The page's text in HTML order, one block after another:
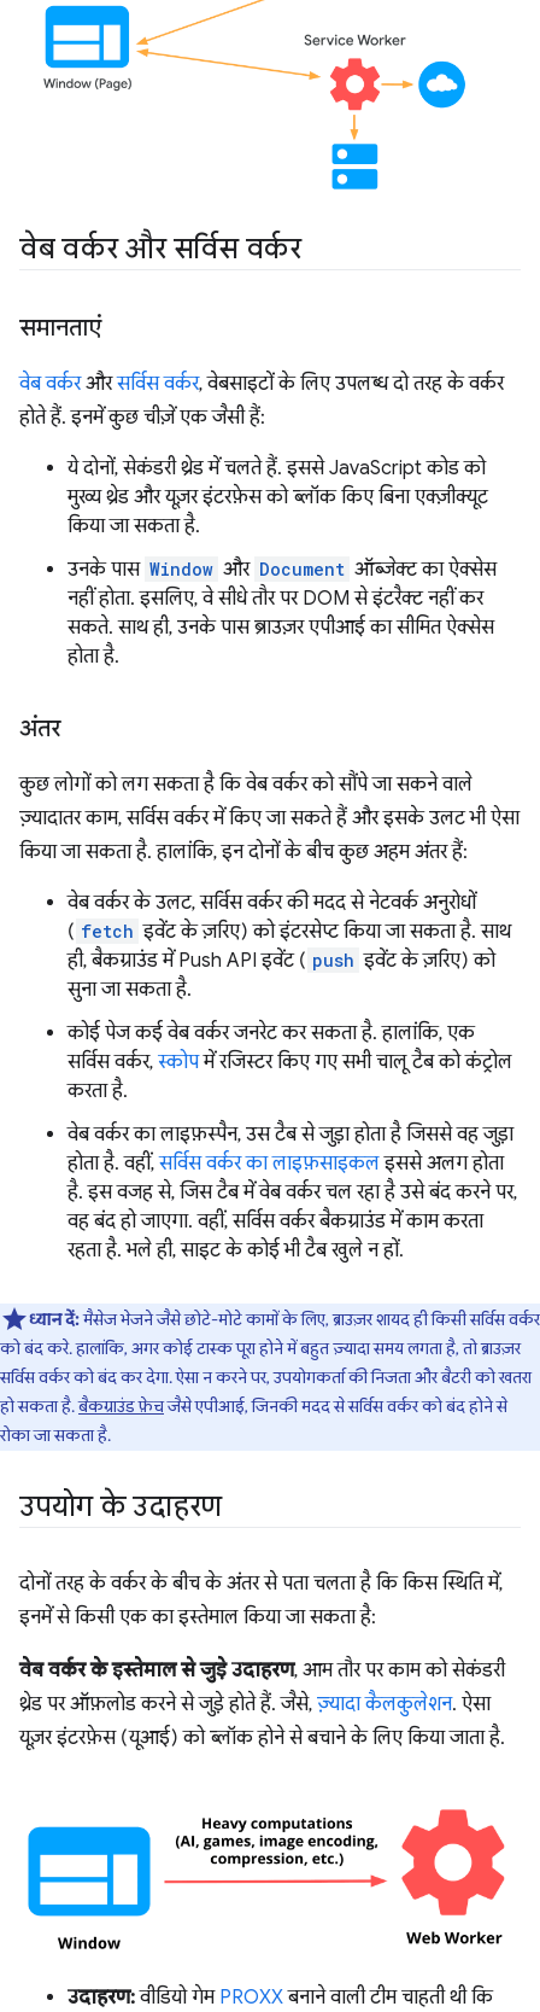
वेब वर्कर और सर्विस वर्कर
समानताएं
वेब वर्करऔरसर्विस वर्कर, वेबसाइटों के लिए उपलब्ध दो तरह के वर्कर
होते हैं. इनमें कुछ चीज़ें एक जैसी हैं:
ये दोनों, सेकंडरी थ्रेड में चलते हैं. इससे JavaScript कोड को
मुख्य थ्रेड और यूज़र इंटरफ़ेस को ब्लॉक किए बिना एक्ज़ीक्यूट
किया जा सकता है.
उनके पास Window और Document ऑब्जेक्ट का ऐक्सेस
नहीं होता. इसलिए, वे सीधे तौर पर DOM से इंटरैक्ट नहीं कर
सकते. साथ ही, उनके पास ब्राउज़र एपीआई का सीमित ऐक्सेस
होता है.
अंतर
कुछ लोगों को लग सकता है कि वेब वर्कर को सौंपे जा सकने वाले
ज़्यादातर काम, सर्विस वर्कर में किए जा सकते हैं और इसके उलट भी ऐसा
किया जा सकता है. हालांकि, इन दोनों के बीच कुछ अहम अंतर हैं:
वेब वर्कर के उलट, सर्विस वर्कर की मदद से नेटवर्क अनुरोधों
( fetch इवेंट के ज़रिए) को इंटरसेप्ट किया जा सकता है. साथ
ही, बैकग्राउंड में Push API इवेंट ( push इवेंट के ज़रिए) को
सुना जा सकता है.
कोई पेज कई वेब वर्कर जनरेट कर सकता है. हालांकि, एक
सर्विस वर्कर, स्कोपमें रजिस्टर किए गए सभी चालू टैब को कंट्रोल
करता है.
वेब वर्कर का लाइफ़स्पैन, उस टैब से जुड़ा होता है जिससे वह जुड़ा
होता है. वहीं,सर्विस वर्कर का लाइफ़साइकलइससे अलग होता
है. इस वजह से, जिस टैब में वेब वर्कर चल रहा है उसे बंद करने पर,
वह बंद हो जाएगा. वहीं, सर्विस वर्कर बैकग्राउंड में काम करता
रहता है. भले ही, साइट के कोई भी टैब खुले न हों.
ध्यान दें:मैसेज भेजने जैसे छोटे-मोटे कामों के लिए, ब्राउज़र शायद ही किसी सर्विस वर्कर
को बंद करे. हालांकि, अगर कोई टास्क पूरा होने में बहुत ज़्यादा समय लगता है, तो ब्राउज़र
सर्विस वर्कर को बंद कर देगा. ऐसा न करने पर, उपयोगकर्ता की निजता और बैटरी को खतरा
हो सकता है.बैकग्राउंड फ़ेचजैसे एपीआई, जिनकी मदद से सर्विस वर्कर को बंद होने से
रोका जा सकता है.
उपयोग के उदाहरण
दोनों तरह के वर्कर के बीच के अंतर से पता चलता है कि किस स्थिति में,
इनमें से किसी एक का इस्तेमाल किया जा सकता है:
वेब वर्कर के इस्तेमाल से जुड़े उदाहरण, आम तौर पर काम को सेकंडरी
थ्रेड पर ऑफ़लोड करने से जुड़े होते हैं. जैसे, ज़्यादा कैलकुलेशन. ऐसा
यूज़र इंटरफ़ेस (यूआई) को ब्लॉक होने से बचाने के लिए किया जाता है.
उदाहरण:वीडियो गेम PROXXबनाने वाली टीम चाहती थी कि